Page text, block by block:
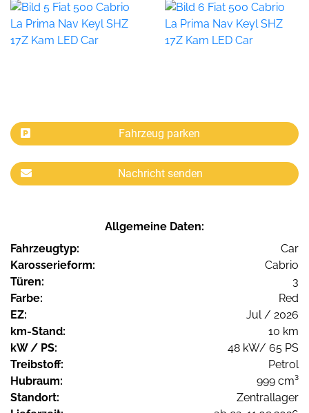
Fahrzeug parken
Nachricht senden
Allgemeine Daten:
Fahrzeugtyp:
Car
Karosserieform:
Cabrio
Türen:
3
Farbe:
Red
EZ:
Jul / 2026
km-Stand:
10 km
kW / PS:
48 kW/ 65 PS
Treibstoff:
Petrol
Hubraum:
999 cm³
Standort:
Zentrallager